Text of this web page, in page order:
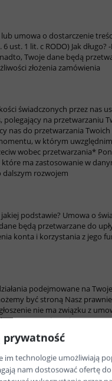
umowa o dostarczenie
ust. 1 lit. c RODO) Jak długo?
Twoje dane będą
złożenia zamówienia
świadczonych przez nas
na przetwarzaniu
nas do przetwarzania
w którym
wobec przetwarzania*
ma zastosowanie w
dalszym rozwojem
jakiej podstawie? Umowa o
będą przetwarzane do
konta i korzystania z
podejmowane na
być stroną Nasz
nie ma związku z
roszczeń – zobacz
możliwe jest
działań analitycznych
prywatność
im technologie umożliwiają
nam dostosować ofertę